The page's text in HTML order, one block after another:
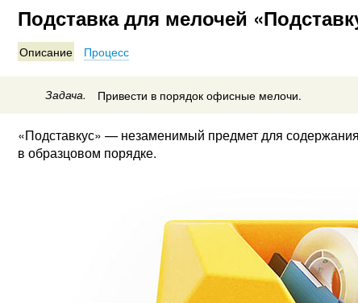
Подставка для мелочей
Описание Процесс
Задача. Привести в порядок офисные мелочи.
«Подставкус» — незаменимый предмет для
в образцовом порядке.